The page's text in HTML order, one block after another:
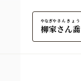
柳家
やなぎや
さん喬
さんきょう